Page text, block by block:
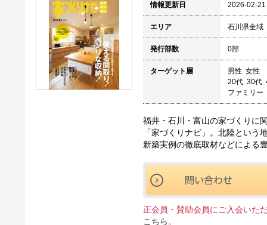
情報更新日 2026-02-
エリア 石川県全域
発行部数 0部
ターゲット層
男性 女性
20代 30代
ファミリー
福井・石川・富山の家づくりに
「家づくりナビ」。北陸という
新築実例の徹底取材などによる
正会員・賛助会員にご入会いた
こちら 。